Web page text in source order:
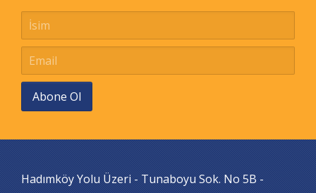
Abone Ol
Hadımköy Yolu Üzeri - Tunaboyu Sok. No 5B -